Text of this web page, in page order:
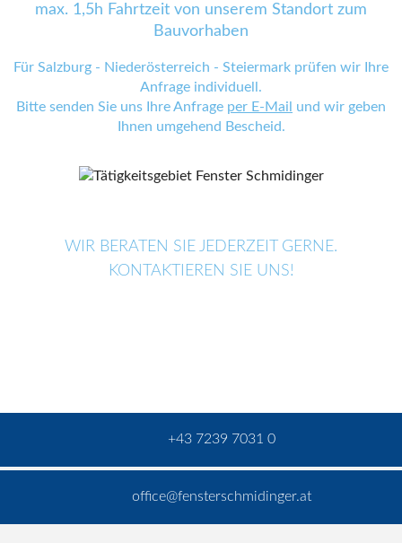
max. 1,5h Fahrtzeit von unserem Standort zum
Bauvorhaben
Für Salzburg - Niederösterreich - Steiermark prüfen wir Ihre
Anfrage individuell.
Bitte senden Sie uns Ihre Anfrage per E-Mail
und wir geben
Ihnen umgehend Bescheid.
WIR BERATEN SIE JEDERZEIT GERNE.
KONTAKTIEREN SIE UNS!
+43 7239 7031 0
office@fensterschmidinger.at